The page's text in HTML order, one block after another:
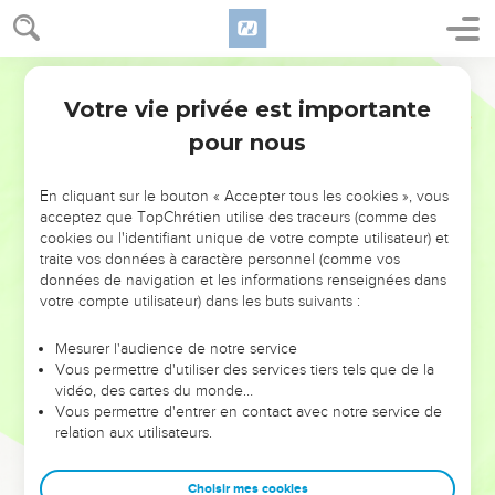
NE MANQUEZ PAS L’ÉVÉNEMENT
DE L’ANNÉE !
ET SI LEURS ERREURS POUVAIENT VOUS ÉVITER LES
VOTRES ?
leur foi ou leur vision. Mais on voit moins les doutes, les erreurs
et les saisons difficiles qu'ils ont traversés, alors même que ce
sont elles qui les ont façonnés.
Dans cette conférence, leaders, entrepreneurs, et responsables
clés pour avancer avec plus de sagesse afin que leurs erreurs
Votre vie privée est importante
pour nous
En cliquant sur le bouton « Accepter tous les cookies », vous
acceptez que TopChrétien utilise des traceurs (comme des
cookies ou l'identifiant unique de votre compte utilisateur) et
traite vos données à caractère personnel (comme vos
données de navigation et les informations renseignées dans
votre compte utilisateur) dans les buts suivants :
Mesurer l'audience de notre service
Vous permettre d'utiliser des services tiers tels que de la
vidéo, des cartes du monde…
Vous permettre d'entrer en contact avec notre service de
relation aux utilisateurs.
Choisir mes cookies